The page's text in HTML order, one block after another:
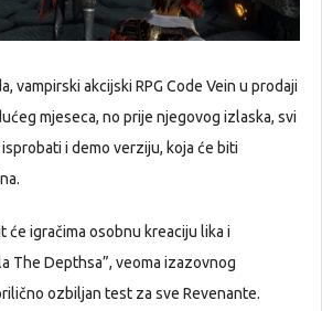
vampirski akcijski RPG Code Vein u prodaji
mjeseca, no prije njegovog izlaska, svi
i demo verziju, koja će biti
će igračima osobnu kreaciju lika i
The Depthsa”, veoma izazovnog
ozbiljan test za sve Revenante.